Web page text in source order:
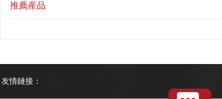
推薦産品
友情鏈接：